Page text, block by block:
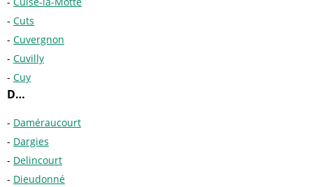
Cuts
Cuvergnon
Cuvilly
Cuy
D…
Daméraucourt
Dargies
Delincourt
Dieudonné